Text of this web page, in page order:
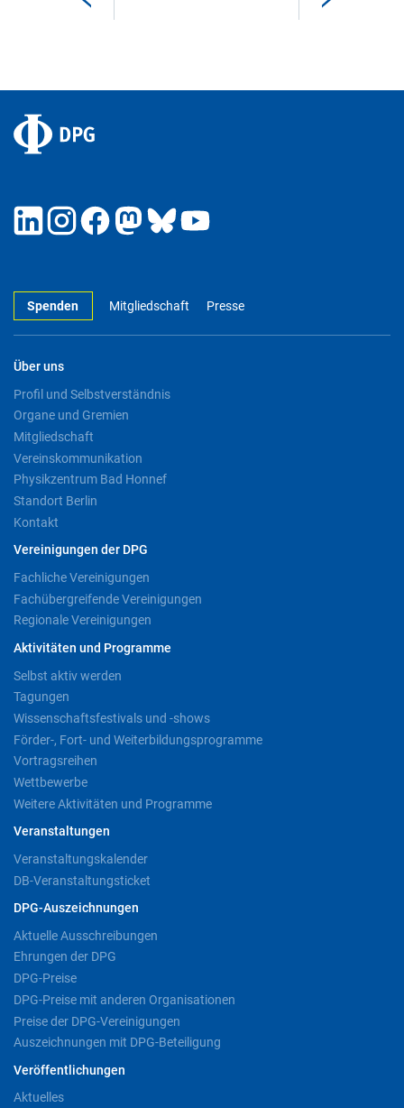
Spenden Mitgliedschaft Presse
Über uns
Profil und Selbstverständnis
Organe und Gremien
Mitgliedschaft
Vereinskommunikation
Physikzentrum Bad Honnef
Standort Berlin
Kontakt
Vereinigungen der DPG
Fachliche Vereinigungen
Fachübergreifende Vereinigungen
Regionale Vereinigungen
Aktivitäten und Programme
Selbst aktiv werden
Tagungen
Wissenschaftsfestivals und -shows
Förder-, Fort- und Weiterbildungsprogramme
Vortragsreihen
Wettbewerbe
Weitere Aktivitäten und Programme
Veranstaltungen
Veranstaltungskalender
DB-Veranstaltungsticket
DPG-Auszeichnungen
Aktuelle Ausschreibungen
Ehrungen der DPG
DPG-Preise
DPG-Preise mit anderen Organisationen
Preise der DPG-Vereinigungen
Auszeichnungen mit DPG-Beteiligung
Veröffentlichungen
Aktuelles